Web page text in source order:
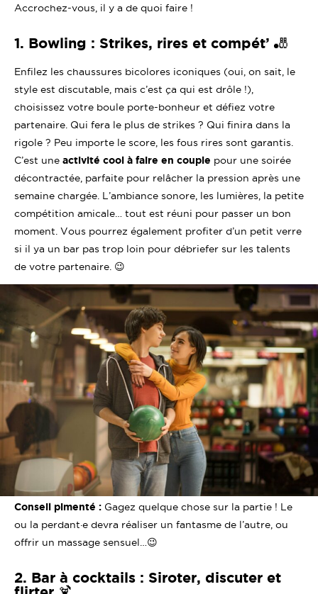
Accrochez-vous, il y a de quoi faire !
1. Bowling : Strikes, rires et compét’ 🎳
Enfilez les chaussures bicolores iconiques (oui, on sait, le
style est discutable, mais c’est ça qui est drôle !),
choisissez votre boule porte-bonheur et défiez votre
partenaire. Qui fera le plus de strikes ? Qui finira dans la
rigole ? Peu importe le score, les fous rires sont garantis.
C’est une activité cool à faire en couple pour une soirée
décontractée, parfaite pour relâcher la pression après une
semaine chargée. L’ambiance sonore, les lumières, la petite
compétition amicale… tout est réuni pour passer un bon
moment. Vous pourrez également profiter d’un petit verre
si il ya un bar pas trop loin pour débriefer sur les talents
de votre partenaire. 😉
Conseil pimenté : Gagez quelque chose sur la partie ! Le
ou la perdant·e devra réaliser un fantasme de l’autre, ou
offrir un massage sensuel…😉
2. Bar à cocktails : Siroter, discuter et